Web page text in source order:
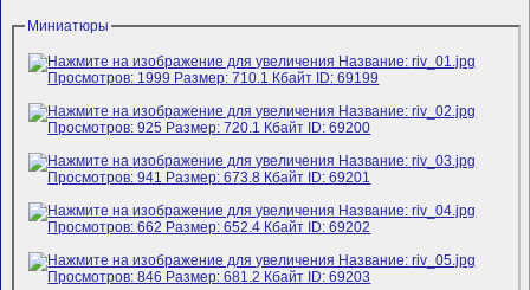
Миниатюры